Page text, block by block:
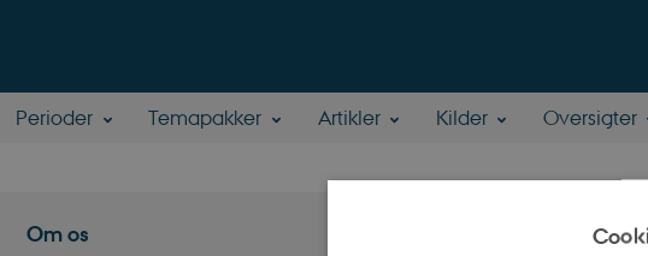
Perioder Temapakker Artikler Kilder Oversigter
Om os Niels